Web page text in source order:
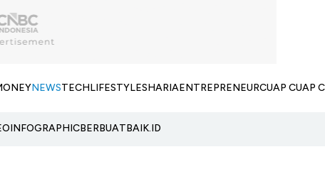
NEWSTECHLIFESTYLESHARIAENTREPRENEURCUAP CUAP
INFOGRAPHICBERBUATBAIK.ID